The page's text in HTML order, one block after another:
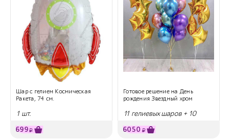
Шар с гелием Космическая
Ракета, 74 см.
1 шт.
699₽
Готовое решение на День
рождения Звездный хром
11 гелиевых шаров + 10
6050 ₽